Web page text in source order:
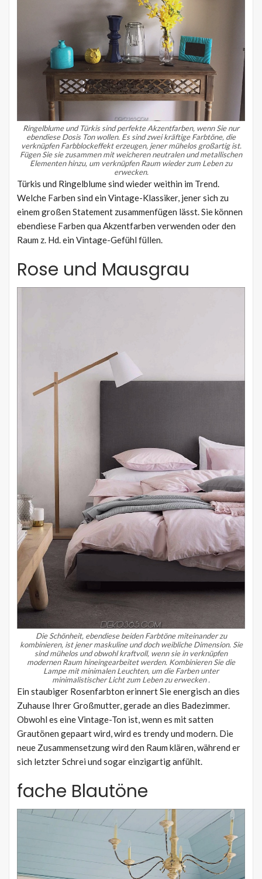
Ringelblume und Türkis sind perfekte Akzentfarben, wenn Sie nur
ebendiese Dosis Ton wollen. Es sind zwei kräftige Farbtöne, die
verknüpfen Farbblockeffekt erzeugen, jener mühelos großartig ist.
Fügen Sie sie zusammen mit weicheren neutralen und metallischen
Elementen hinzu, um verknüpfen Raum wieder zum Leben zu
erwecken.
Türkis und Ringelblume sind wieder weithin im Trend.
Welche Farben sind ein Vintage-Klassiker, jener sich zu
einem großen Statement zusammenfügen lässt. Sie können
ebendiese Farben qua Akzentfarben verwenden oder den
Raum z. Hd. ein Vintage-Gefühl füllen.
Rose und Mausgrau
Die Schönheit, ebendiese beiden Farbtöne miteinander zu
kombinieren, ist jener maskuline und doch weibliche Dimension. Sie
sind mühelos und obwohl kraftvoll, wenn sie in verknüpfen
modernen Raum hineingearbeitet werden. Kombinieren Sie die
Lampe mit minimalen Leuchten, um die Farben unter
minimalistischerLichtzum Leben zu erwecken.
Ein staubiger Rosenfarbton erinnert Sie energisch an dies
Zuhause Ihrer Großmutter, gerade an dies Badezimmer.
Obwohl es eine Vintage-Ton ist, wenn es mit satten
Grautönen gepaart wird, wird es trendy und modern. Die
neue Zusammensetzung wird den Raum klären, während er
sich letzter Schrei und sogar einzigartig anfühlt.
fache Blautöne